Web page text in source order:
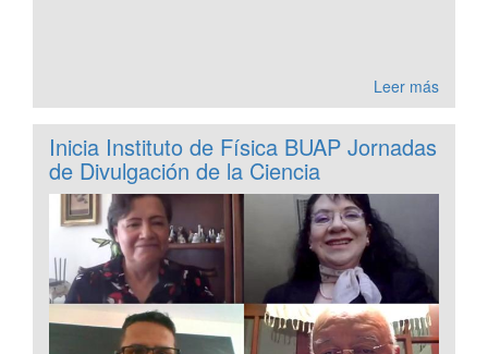
Leer más
Inicia Instituto de Física BUAP Jornadas
de Divulgación de la Ciencia